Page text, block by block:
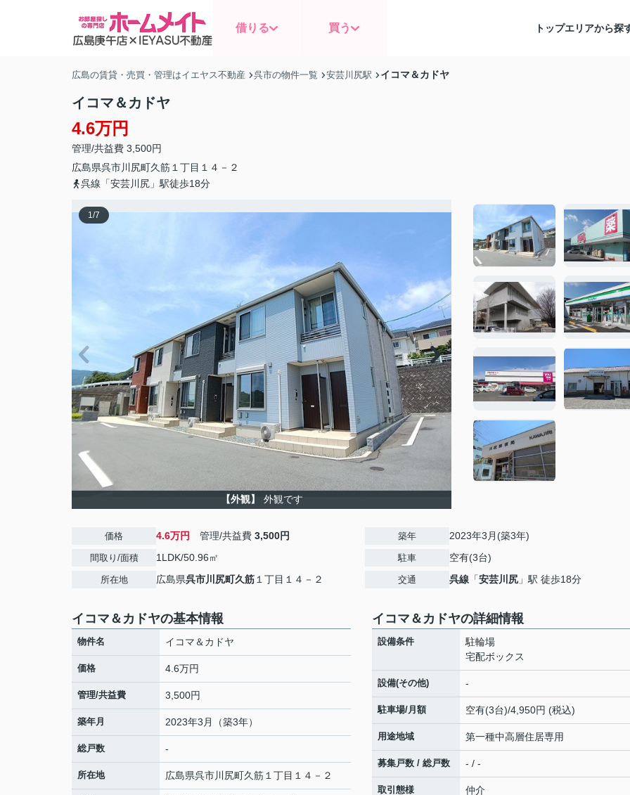
借りる 買う トップエリアから探
広島の賃貸・売買・管理はイエヤス不動産 呉市の物件一覧 安芸川尻駅 イコマ＆カドヤ
イコマ＆カドヤ
4.6万円
管理/共益費 3,500円
広島県呉市川尻町久筋 １丁目１４－２
呉線「安芸川尻」駅徒歩18分
1/7
【外観】 外観です
価格 4.6万円 管理/共益費 3,500円
間取り/面積 1LDK/50.96㎡
所在地 広島県呉市川尻町久筋 １丁目１４－２
築年 2023年3月(築3年)
駐車 空有(3台)
交通 呉線 「安芸川尻 」駅 徒歩18分
イコマ＆カドヤの基本情報
物件名 イコマ＆カドヤ
価格 4.6万円
管理/共益費 3,500円
築年月 2023年3月（築3年）
総戸数 -
所在地 広島県呉市川尻町久筋 １丁目１４－２
イコマ＆カドヤの詳細情報
設備条件
駐輪場
宅配ボックス
設備(その他) -
駐車場/月額 空有(3台)/4,950円 (税込)
用途地域 第一種中高層住居専用
募集戸数 / 総戸数 - / -
取引態様 仲介